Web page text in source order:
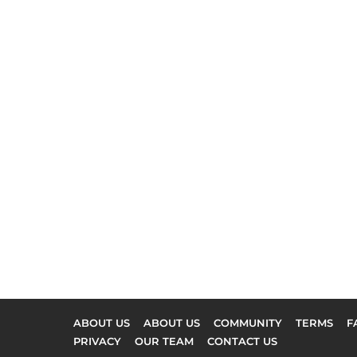
ABOUT US ABOUT US COMMUNITY TERMS
PRIVACY
OUR TEAM CONTACT US